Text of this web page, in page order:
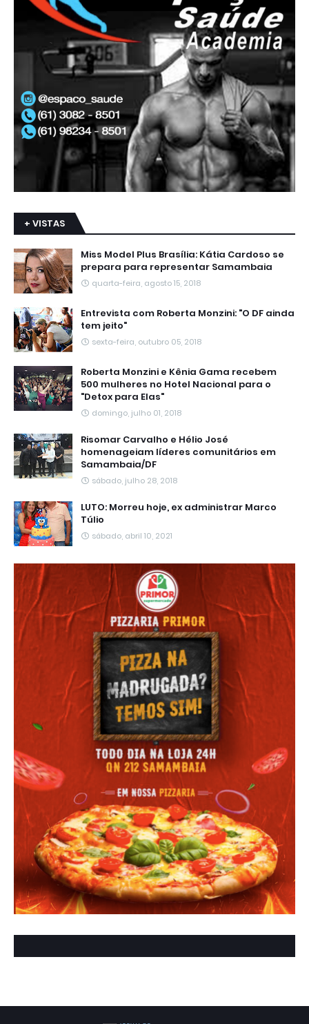
+ VISTAS
Miss Model Plus Brasília: Kátia Cardoso se
prepara para representar Samambaia
quarta-feira, agosto 15, 2018
Entrevista com Roberta Monzini: "O DF ainda
tem jeito"
sexta-feira, outubro 05, 2018
Roberta Monzini e Kênia Gama recebem
500 mulheres no Hotel Nacional para o
"Detox para Elas"
domingo, julho 01, 2018
Risomar Carvalho e Hélio José
homenageiam líderes comunitários em
Samambaia/DF
sábado, julho 28, 2018
LUTO: Morreu hoje, ex administrar Marco
Túlio
sábado, abril 10, 2021